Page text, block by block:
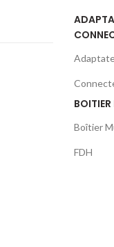
Boîtier
FDH